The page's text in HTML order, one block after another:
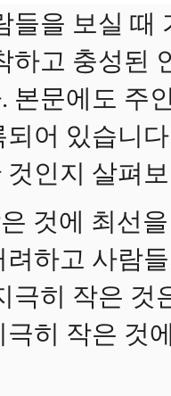
들을 보실 때
하고 충성된
본문에도 주
어 있습니
인지 살펴
것에 최선
하고 사람
극히 작은 것
히 작은 것